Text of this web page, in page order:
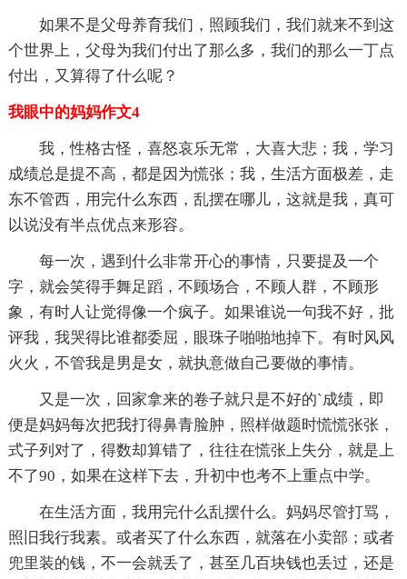
如果不是父母养育我们，照顾我们，我们就来不到这
个世界上，父母为我们付出了那么多，我们的那么一丁点
付出，又算得了什么呢？
我眼中的妈妈作文4
我，性格古怪，喜怒哀乐无常，大喜大悲；我，学习
成绩总是提不高，都是因为慌张；我，生活方面极差，走
东不管西，用完什么东西，乱摆在哪儿，这就是我，真可
以说没有半点优点来形容。
每一次，遇到什么非常开心的事情，只要提及一个
字，就会笑得手舞足蹈，不顾场合，不顾人群，不顾形
象，有时人让觉得像一个疯子。如果谁说一句我不好，批
评我，我哭得比谁都委屈，眼珠子啪啪地掉下。有时风风
火火，不管我是男是女，就执意做自己要做的事情。
又是一次，回家拿来的卷子就只是不好的`成绩，即
便是妈妈每次把我打得鼻青脸肿，照样做题时慌慌张张，
式子列对了，得数却算错了，往往在慌张上失分，就是上
不了90，如果在这样下去，升初中也考不上重点中学。
在生活方面，我用完什么乱摆什么。妈妈尽管打骂，
照旧我行我素。或者买了什么东西，就落在小卖部；或者
兜里装的钱，不一会就丢了，甚至几百块钱也丢过，还是